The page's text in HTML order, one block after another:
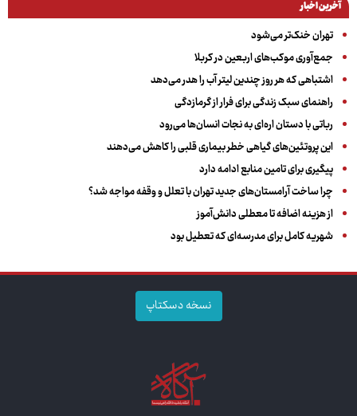
آخرین اخبار
تهران خنک‌تر می‌شود
جمع‌آوری موکب‌های اربعین در کربلا
اشتباهی که هر روز چندین لیتر آب را هدر می‌دهد
راهنمای سبک زندگی برای فرار از گرمازدگی
رباتی با دستان اره‌ای به نجات انسان‌ها می‌رود
این پروتئین‌های گیاهی خطر بیماری قلبی را کاهش می‌دهند
پیگیری برای تامین منابع ادامه دارد
چرا ساخت آرامستان‌های جدید تهران با تعلل و وقفه مواجه شد؟
از هزینه اضافه تا معطلی دانش‌آموز
شهریه کامل برای مدرسه‌ای که تعطیل بود
نسخه دسکتاپ